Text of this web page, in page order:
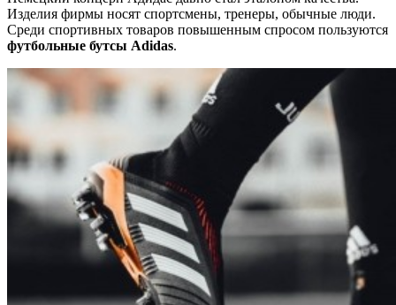
Изделия фирмы носят спортсмены, тренеры, обычные люди.
Среди спортивных товаров повышенным спросом пользуются
футбольные бутсы Adidas.